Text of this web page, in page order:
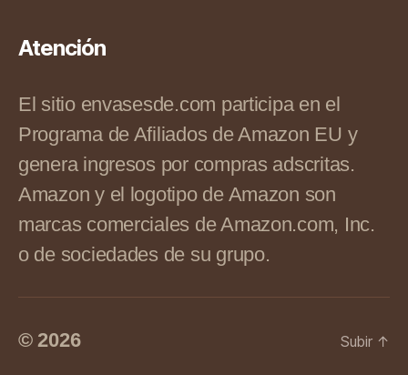
Atención
El sitio envasesde.com participa en el
Programa de Afiliados de Amazon EU y
genera ingresos por compras adscritas.
Amazon y el logotipo de Amazon son
marcas comerciales de Amazon.com, Inc.
o de sociedades de su grupo.
© 2026 Subir ↑